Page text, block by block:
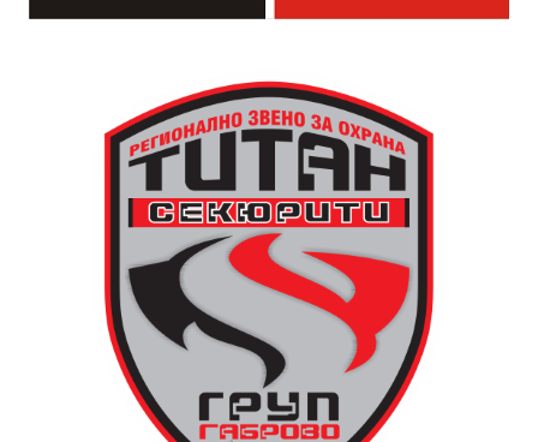
13 АВГУСТ (четвъртък)
19:00ч Групова тренировка с Йоанна Петрова от
транспорт до местността Градище. Електрическият
автобус ще тръгне в 19:30 ч. от пл. „Възраждане“, а
обратно към града в 00:00 ч. – от паркинга до
поляната. Вземете със себе си връхна дреха и одеяло
или шалте! За повече информация тел. 0887907075.